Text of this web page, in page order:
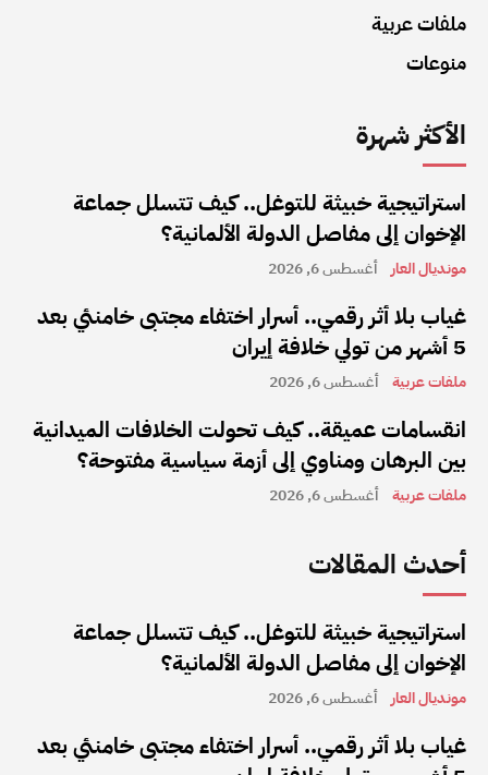
ملفات عربية
منوعات
الأكثر شهرة
استراتيجية خبيثة للتوغل.. كيف تتسلل جماعة
الإخوان إلى مفاصل الدولة الألمانية؟
مونديال العار أغسطس 6, 2026
غياب بلا أثر رقمي.. أسرار اختفاء مجتبى خامنئي بعد
5 أشهر من تولي خلافة إيران
ملفات عربية أغسطس 6, 2026
انقسامات عميقة.. كيف تحولت الخلافات الميدانية
بين البرهان ومناوي إلى أزمة سياسية مفتوحة؟
ملفات عربية أغسطس 6, 2026
أحدث المقالات
استراتيجية خبيثة للتوغل.. كيف تتسلل جماعة
الإخوان إلى مفاصل الدولة الألمانية؟
مونديال العار أغسطس 6, 2026
غياب بلا أثر رقمي.. أسرار اختفاء مجتبى خامنئي بعد